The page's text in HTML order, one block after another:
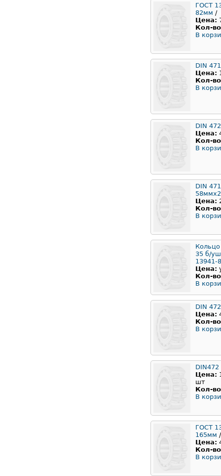
ГОСТ
82мм /
Цена:
Кол-
В
DIN
Цена:
Кол-
В
DIN
Цена:
Кол-
В
DIN
Цена:
Кол-
В
35 б/
13941-
Цена:
Кол-
В
DIN
Цена:
Кол-
В
Цена:
шт
Кол-
В
ГОСТ
165мм /
Цена:
Кол-
В